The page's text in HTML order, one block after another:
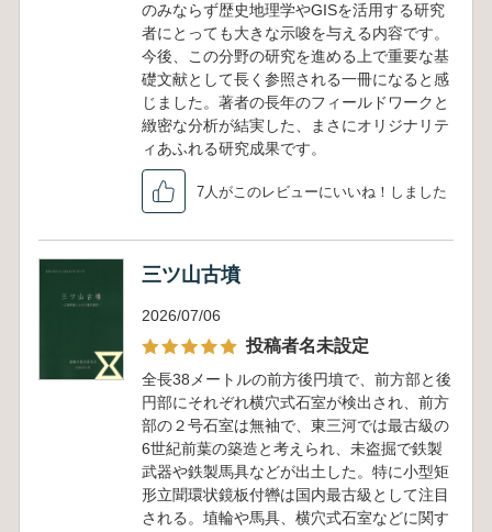
のみならず歴史地理学やGISを活用する研究
者にとっても大きな示唆を与える内容です。
今後、この分野の研究を進める上で重要な基
礎文献として長く参照される一冊になると感
じました。著者の長年のフィールドワークと
緻密な分析が結実した、まさにオリジナリテ
ィあふれる研究成果です。
7人がこのレビューにいいね！しました
三ツ山古墳
2026/07/06
投稿者名未設定
全長38メートルの前方後円墳で、前方部と後
円部にそれぞれ横穴式石室が検出され、前方
部の２号石室は無袖で、東三河では最古級の
6世紀前葉の築造と考えられ、未盗掘で鉄製
武器や鉄製馬具などが出土した。特に小型矩
形立聞環状鏡板付轡は国内最古級として注目
される。埴輪や馬具、横穴式石室などに関す